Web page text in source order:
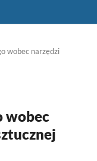
wobec narzędzi
wobec